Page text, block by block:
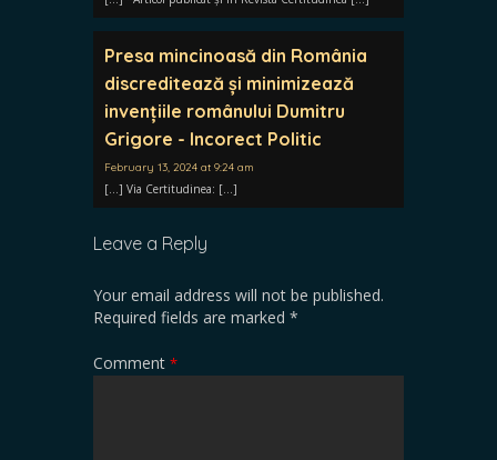
Presa mincinoasă din România
discreditează și minimizează
invențiile românului Dumitru
Grigore - Incorect Politic
February 13, 2024 at 9:24 am
[…] Via Certitudinea: […]
Leave a Reply
Your email address will not be published.
Required fields are marked *
Comment *